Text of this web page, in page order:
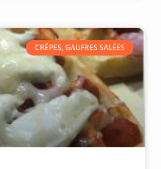
CRÊPES, GAUFRES SALÉES